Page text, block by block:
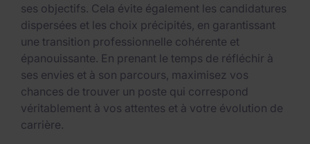
ses objectifs. Cela évite également les candidatures
dispersées et les choix précipités, en garantissant
une transition professionnelle cohérente et
épanouissante. En prenant le temps de réfléchir à
ses envies et à son parcours, maximisez vos
chances de trouver un poste qui correspond
véritablement à vos attentes et à votre évolution de
carrière.